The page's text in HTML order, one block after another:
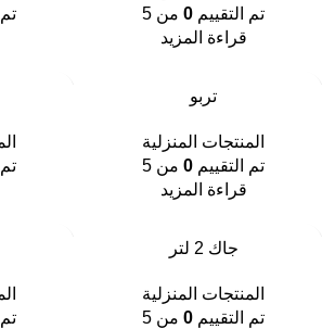
تم التقييم 0 من 5
قراءة المزيد
تربو
المنتجات المنزلية
تم التقييم 0 من 5
قراءة المزيد
جاك 2 لتر
المنتجات المنزلية
تم التقييم 0 من 5